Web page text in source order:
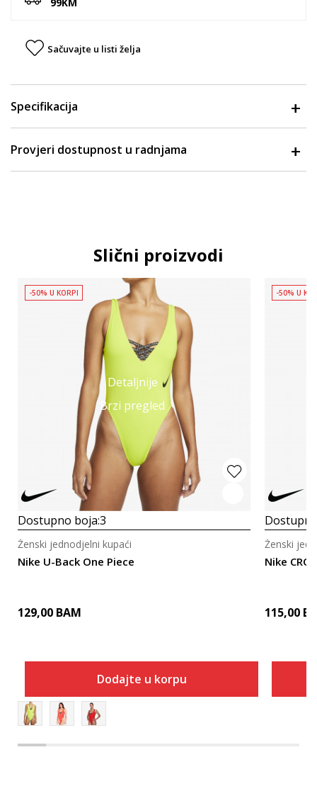
Sačuvajte u listi želja
Specifikacija
Provjeri dostupnost u radnjama
Slični proizvodi
Detaljnije
Brzi pregled
-50% U KORPI
Dostupno boja:3
Nike U-Back One Piece
Ženski jednodjelni kupaći
129,00 BAM
Dodajte u korpu
-50% U
Nike
Ženski
115,00